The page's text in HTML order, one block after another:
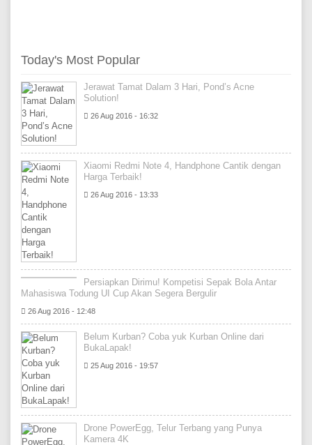
Today's Most Popular
Jerawat Tamat Dalam 3 Hari, Pond’s Acne
Solution!
26 Aug 2016 - 16:32
Xiaomi Redmi Note 4, Handphone Cantik dengan
Harga Terbaik!
26 Aug 2016 - 13:33
Persiapkan Dirimu! Kompetisi Sepak Bola Antar
Mahasiswa Todung UI Cup Akan Segera Bergulir
26 Aug 2016 - 12:48
Belum Kurban? Coba yuk Kurban Online dari
BukaLapak!
25 Aug 2016 - 19:57
Drone PowerEgg, Telur Terbang yang Punya
Kamera 4K